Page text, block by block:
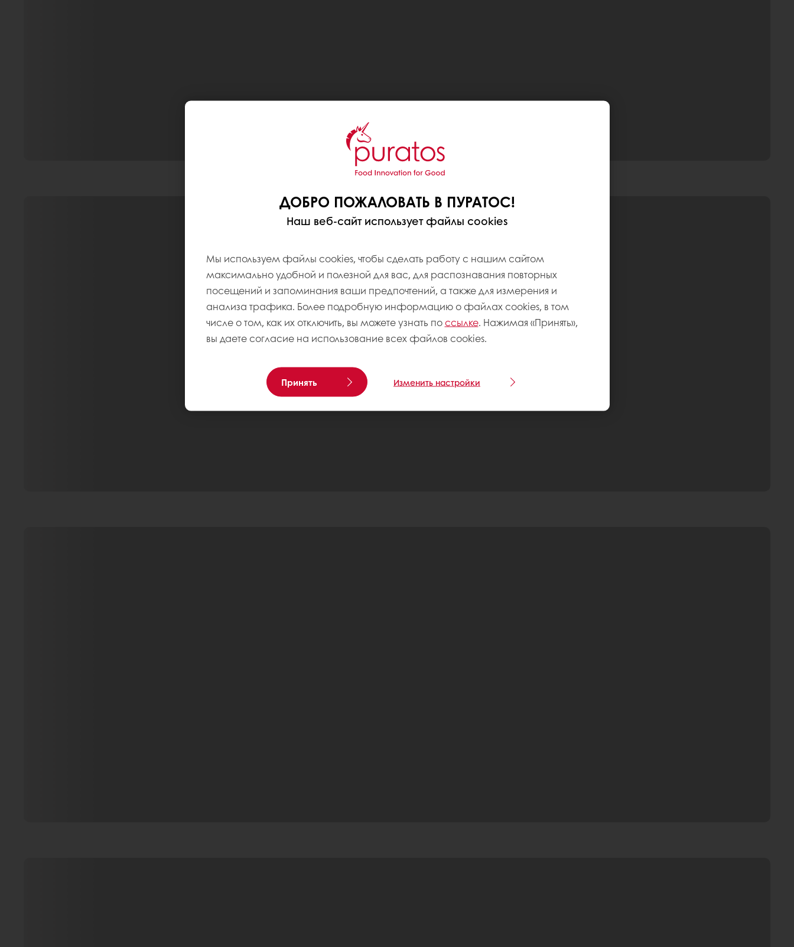
ДОБРО ПОЖАЛОВАТЬ В ПУРАТОС!
Наш веб-сайт использует файлы cookies
Мы используем файлы cookies, чтобы сделать работу с нашим сайтом
максимально удобной и полезной для вас, для распознавания повторных
посещений и запоминания ваши предпочтений, а также для измерения и
анализа трафика. Более подробную информацию о файлах cookies, в том
числе о том, как их отключить, вы можете узнать поссылке. Нажимая «Принять»,
вы даете согласие на использование всех файлов cookies.
Принять Изменить настройки